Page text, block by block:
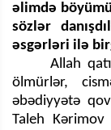
əlimdə
sözlər
əsgərləri ilə
Allah
ölmürlər,
əbədiyyətə
Taleh